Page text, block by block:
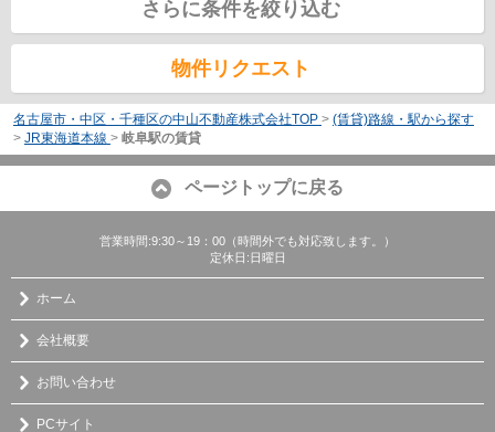
さらに条件を絞り込む
物件リクエスト
名古屋市・中区・千種区の中山不動産株式会社TOP > (賃貸)路線・駅から探す
> JR東海道本線 > 岐阜駅の賃貸
ページトップに戻る
営業時間:9:30～19：00（時間外でも対応致します。）
定休日:日曜日
ホーム
会社概要
お問い合わせ
PCサイト